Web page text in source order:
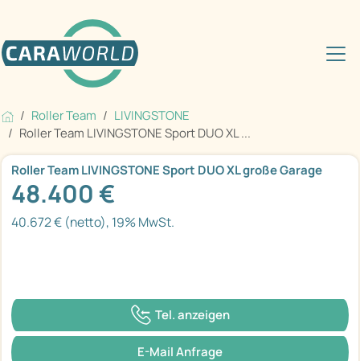
Roller Team
LIVINGSTONE
Roller Team LIVINGSTONE Sport DUO XL ...
Roller Team LIVINGSTONE Sport DUO XL große Garage
48.400 €
40.672 € (netto), 19% MwSt.
Tel. anzeigen
E-Mail Anfrage